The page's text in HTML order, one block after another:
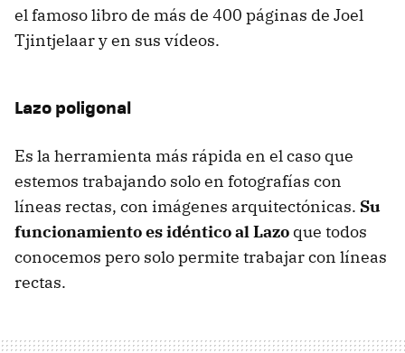
el famoso libro de más de 400 páginas de Joel
Tjintjelaar y en sus vídeos.
Lazo poligonal
Es la herramienta más rápida en el caso que
estemos trabajando solo en fotografías con
líneas rectas, con imágenes arquitectónicas. Su
funcionamiento es idéntico al Lazo que todos
conocemos pero solo permite trabajar con líneas
rectas.